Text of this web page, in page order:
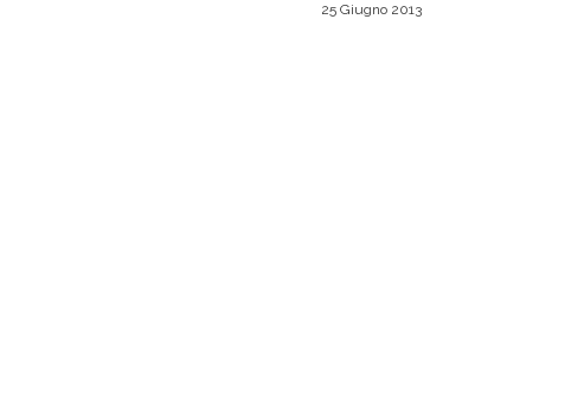
25 Giugno 2013